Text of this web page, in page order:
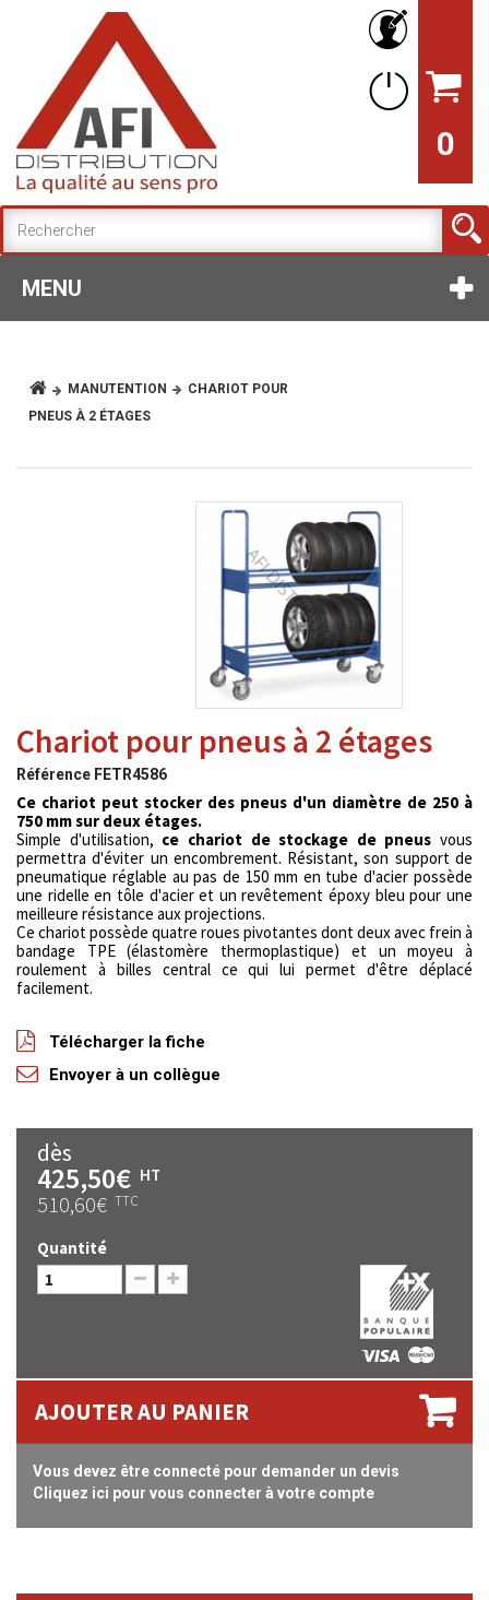
0
MENU
MANUTENTION
CHARIOT POUR
PNEUS À 2 ÉTAGES
Chariot pour pneus à 2 étages
Référence FETR4586
Ce chariot peut stocker des pneus d'un diamètre de 250 à
750 mm sur deux étages.
Simple d'utilisation, ce chariot de stockage de pneus vous
permettra d'éviter un encombrement. Résistant, son support de
pneumatique réglable au pas de 150 mm en tube d'acier possède
une ridelle en tôle d'acier et un revêtement époxy bleu pour une
meilleure résistance aux projections.
Ce chariot possède quatre roues pivotantes dont deux avec frein à
bandage TPE (élastomère thermoplastique) et un moyeu à
roulement à billes central ce qui lui permet d'être déplacé
facilement.
Télécharger la fiche
Envoyer à un collègue
dès
425,50€ HT
510,60€ TTC
Quantité
AJOUTER AU PANIER
Vous devez être connecté pour demander un devis
Cliquez ici pour vous connecter à votre compte